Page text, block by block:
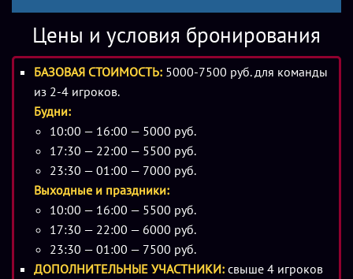
Со временем в пиццерии начали происходить ужасные
события.. Зафиксированы случаи нападение
аниматроников на гостей пиццерии, череда инцидентов
и даже смерть нескольких детей. Несмотря на это,
руководство компании все отрицает и не согласна с
обвинениями.
Полицейское расследование приводит к тому, что
пиццаплекс закрывается. Ныне заброшенное здание до
сих пор находится под тщательной охраной, а
аниматроники все еще функционируют. В городе ходят
слухи, что души умерших в пиццерии детей поселились в
аниматроников и теперь жаждут мести.
Цены и условия бронирования
БАЗОВАЯ СТОИМОСТЬ: 5000-7500 руб. для команды
из 2-4 игроков.
Будни:
10:00 — 16:00 — 5000 руб.
17:30 — 22:00 — 5500 руб.
23:30 — 01:00 — 7000 руб.
Выходные и праздники:
10:00 — 16:00 — 5500 руб.
17:30 — 22:00 — 6000 руб.
23:30 — 01:00 — 7500 руб.
ДОПОЛНИТЕЛЬНЫЕ УЧАСТНИКИ: свыше 4 игроков